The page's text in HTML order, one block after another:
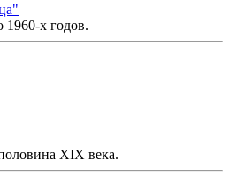
х годов.
ХIХ века.